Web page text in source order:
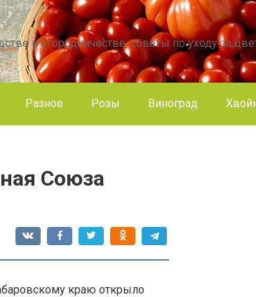
и огородничестве, советы по уходу за
Разное Розы Виноград
Союза
краю открыло